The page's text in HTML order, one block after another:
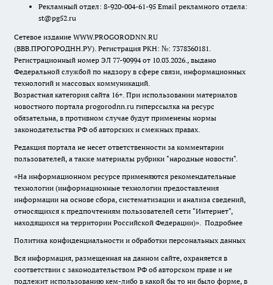
Рекламный отдел: 8-920-004-61-95 Email рекламного отдела:
st@pg52.ru
Сетевое издание WWW.PROGORODNN.RU
(ВВВ.ПРОГОРОДНН.РУ). Регистрация РКН: №: 7378360181.
Регистрационный номер ЭЛ 77-90994 от 10.03.2026., выдано
Федеральной службой по надзору в сфере связи, информационных
технологий и массовых коммуникаций.
Возрастная категория сайта 16+. При использовании материалов
новостного портала progorodnn.ru гиперссылка на ресурс
обязательна, в противном случае будут применены нормы
законодательства РФ об авторских и смежных правах.
Редакция портала не несет ответственности за комментарии
пользователей, а также материалы рубрики "народные новости".
«На информационном ресурсе применяются рекомендательные
технологии (информационные технологии предоставления
информации на основе сбора, систематизации и анализа сведений,
относящихся к предпочтениям пользователей сети "Интернет",
находящихся на территории Российской Федерации)». Подробнее
Политика конфиденциальности и обработки персональных данных
Вся информация, размещенная на данном сайте, охраняется в
соответствии с законодательством РФ об авторском праве и не
подлежит использованию кем-либо в какой бы то ни было форме, в